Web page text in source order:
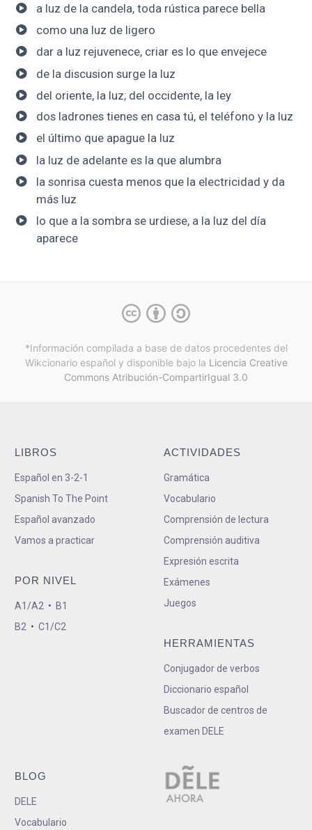
a luz de la candela, toda rústica parece bella
como una luz de ligero
dar a luz rejuvenece, criar es lo que envejece
de la discusion surge la luz
del oriente, la luz; del occidente, la ley
dos ladrones tienes en casa tú, el teléfono y la luz
el último que apague la luz
la luz de adelante es la que alumbra
la sonrisa cuesta menos que la electricidad y da
más luz
lo que a la sombra se urdiese, a la luz del día
aparece
*Información compilada a base de datos procedentes del
Wikcionario español y disponible bajo la Licencia Creative
Commons Atribución-CompartirIgual 3.0
LIBROS
Español en 3-2-1
Spanish To The Point
Español avanzado
Vamos a practicar
POR NIVEL
A1/A2 • B1
B2 • C1/C2
ACTIVIDADES
Gramática
Vocabulario
Comprensión de lectura
Comprensión auditiva
Expresión escrita
Exámenes
Juegos
HERRAMIENTAS
Conjugador de verbos
Diccionario español
Buscador de centros de
examen DELE
BLOG
DELE
Vocabulario